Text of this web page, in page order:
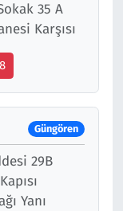
35 A
Karşısı
Güngören
29B
Yanı